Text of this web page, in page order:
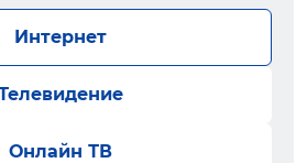
Интернет
Онлайн ТВ